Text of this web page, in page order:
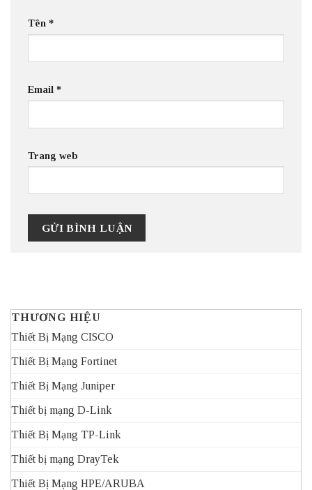
Tên *
Email *
Trang web
THƯƠNG HIỆU
Thiết Bị Mạng CISCO
Thiết Bị Mạng Fortinet
Thiết Bị Mạng Juniper
Thiết bị mạng D-Link
Thiết Bị Mạng TP-Link
Thiết bị mạng DrayTek
Thiết Bị Mạng HPE/ARUBA